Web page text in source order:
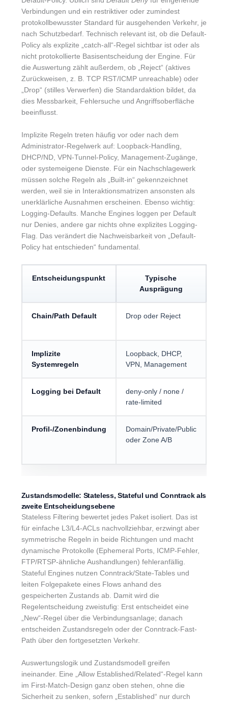
Verbindungen und ein restriktiver oder zumindest
protokollbewusster Standard für ausgehenden Verkehr, je
nach Schutzbedarf. Technisch relevant ist, ob die Default-
Policy als explizite „catch-all“-Regel sichtbar ist oder als
nicht protokollierte Basisentscheidung der Engine. Für
die Auswertung zählt außerdem, ob „Reject“ (aktives
Zurückweisen, z. B. TCP RST/ICMP unreachable) oder
„Drop“ (stilles Verwerfen) die Standardaktion bildet, da
dies Messbarkeit, Fehlersuche und Angriffsoberfläche
beeinflusst.
Implizite Regeln treten häufig vor oder nach dem
Administrator-Regelwerk auf: Loopback-Handling,
DHCP/ND, VPN-Tunnel-Policy, Management-Zugänge,
oder systemeigene Dienste. Für ein Nachschlagewerk
müssen solche Regeln als „Built-in“ gekennzeichnet
werden, weil sie in Interaktionsmatrizen ansonsten als
unerklärliche Ausnahmen erscheinen. Ebenso wichtig:
Logging-Defaults. Manche Engines loggen per Default
nur Denies, andere gar nichts ohne explizites Logging-
Flag. Das verändert die Nachweisbarkeit von „Default-
Policy hat entschieden“ fundamental.
Entscheidungspunkt
Typische
Ausprägung
Chain/Path Default Drop oder Reject
Implizite
Systemregeln
Loopback, DHCP,
VPN, Management
Logging bei Default
deny-only / none /
rate-limited
Profil-/Zonenbindung
Domain/Private/Public
oder Zone A/B
Zustandsmodelle: Stateless, Stateful und Conntrack als
zweite Entscheidungsebene
Stateless Filtering bewertet jedes Paket isoliert. Das ist
für einfache L3/L4-ACLs nachvollziehbar, erzwingt aber
symmetrische Regeln in beide Richtungen und macht
dynamische Protokolle (Ephemeral Ports, ICMP-Fehler,
FTP/RTSP-ähnliche Aushandlungen) fehleranfällig.
Stateful Engines nutzen Conntrack/State-Tables und
leiten Folgepakete eines Flows anhand des
gespeicherten Zustands ab. Damit wird die
Regelentscheidung zweistufig: Erst entscheidet eine
„New“-Regel über die Verbindungsanlage; danach
entscheiden Zustandsregeln oder der Conntrack-Fast-
Path über den fortgesetzten Verkehr.
Auswertungslogik und Zustandsmodell greifen
ineinander. Eine „Allow Established/Related“-Regel kann
im First-Match-Design ganz oben stehen, ohne die
Sicherheit zu senken, sofern „Established“ nur durch